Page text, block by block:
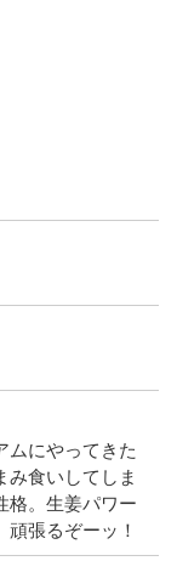
ムにやってきた
み食いしてしま
格。生姜パワー
張るぞーッ！